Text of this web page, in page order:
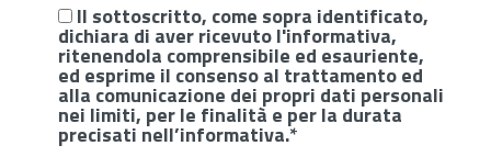
Il sottoscritto, come sopra identificato,
dichiara di aver ricevuto l'informativa,
ritenendola comprensibile ed esauriente,
ed esprime il consenso al trattamento ed
alla comunicazione dei propri dati personali
nei limiti, per le finalità e per la durata
precisati nell’informativa.*